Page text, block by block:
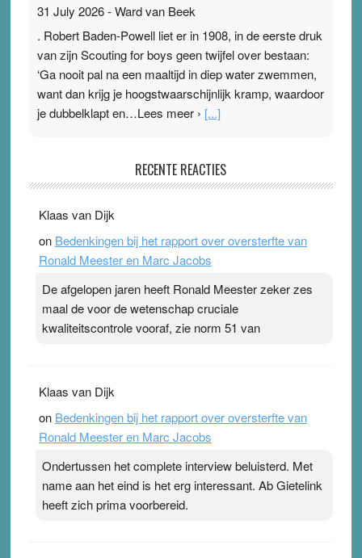
31 July 2026-Ward van Beek
. Robert Baden-Powell liet er in 1908, in de eerste druk
van zijn Scouting for boys geen twijfel over bestaan:
‘Ga nooit pal na een maaltijd in diep water zwemmen,
want dan krijg je hoogstwaarschijnlijk kramp, waardoor
je dubbelklapt en…Lees meer › [...]
Ward van Beek
topsporters. Ze hopen ermee hun hartslag te verlagen
terwijl ze meer zuurstof opnemen. Daarop heeft zo’n
pleister geen effect. Maar het gevoel ‘makkelijker te
Pleisterplakkers in de topspsort › [...]
RECENTE REACTIES
Klaas van Dijk
on Bedenkingen bij het rapport over oversterfte van
Ronald Meester en Marc Jacobs
De afgelopen jaren heeft Ronald Meester zeker zes
maal de voor de wetenschap cruciale
kwaliteitscontrole vooraf, zie norm 51 van
Klaas van Dijk
on Bedenkingen bij het rapport over oversterfte van
Ronald Meester en Marc Jacobs
Ondertussen het complete interview beluisterd. Met
name aan het eind is het erg interessant. Ab Gietelink
heeft zich prima voorbereid.